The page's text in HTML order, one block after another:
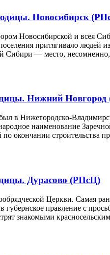
Новосибирск
Новосибирской и всея
притягивало
Сибири — место,
Нижний
в Нижегородско-
наименование
окончании строительства
Дурасово (РПсЦ)
Церкви. Самая
губернское правление с
знакомыми